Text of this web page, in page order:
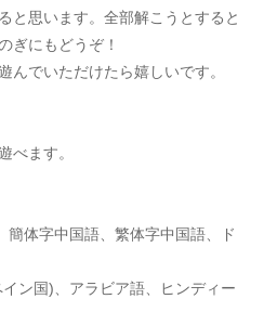
と思います。全部解こうとすると
ぎにもどうぞ！
んでいただけたら嬉しいです。
べます。
簡体字中国語、繁体字中国語、ド
ン国)、アラビア語、ヒンディー